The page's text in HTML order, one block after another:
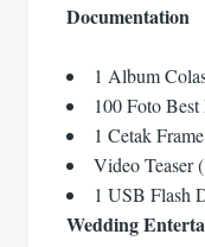
Documentation
1 Album
100 Foto
1 Cetak
Video Teaser
1 USB Flash
Wedding